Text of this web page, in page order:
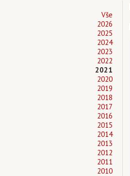
Vše
2026
2025
2024
2023
2022
2021
2020
2019
2018
2017
2016
2015
2014
2013
2012
2011
2010